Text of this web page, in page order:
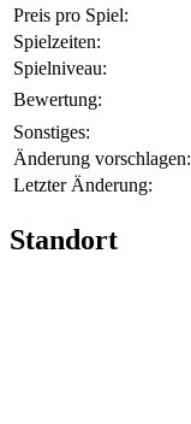
Preis pro Spiel:
Spiel­zeiten:
Spiel­niveau:
Bewertung:
Sonstiges:
Änderung vorschlagen:
Letzter Änderung:
Standort